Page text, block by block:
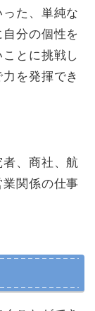
た、単純な
分の個性を
とに挑戦し
を発揮でき
、商社、航
関係の仕事